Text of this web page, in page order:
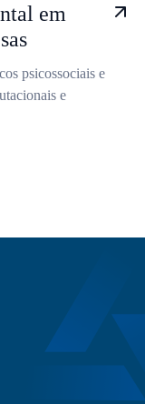
em
psicossociais e
e